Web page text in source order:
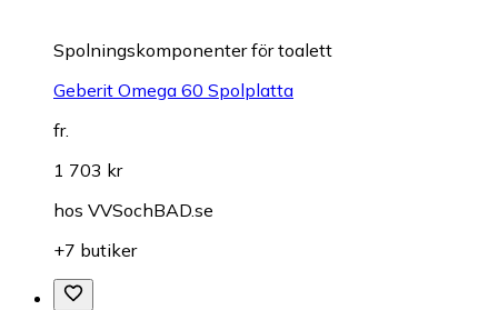
Spolningskomponenter för toalett
Geberit Omega 60 Spolplatta
fr.
1 703 kr
hos VVSochBAD.se
+7 butiker